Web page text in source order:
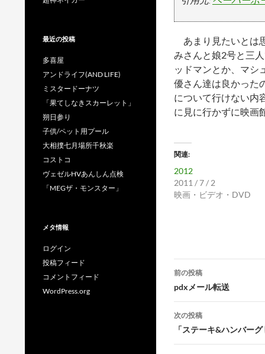
あまり見たいとは
みさんと娘2号と三
ッドマンとか、マシ
優さん達は良かった
について行けない内
に見に行かずに映画
関連
2012
2011 / 7 / 2
映画・ビデオ・DVD
投
稿
ナ
ビ
前の投稿
pdxメール転送
次の投稿
「ステーキ&ハンバーグ
最近の投稿
多喜屋
アンドライフ(AND LIFE)
ミスタードーナツ
「果てしなきスカーレット」
朔日参り
子供/ペット用プール
大相撲七月場所千秋楽
コストコ
ヴェゼルHVあんしん点検
「MEGザ・モンスター」
メタ情報
ログイン
投稿フィード
コメントフィード
WordPress.org